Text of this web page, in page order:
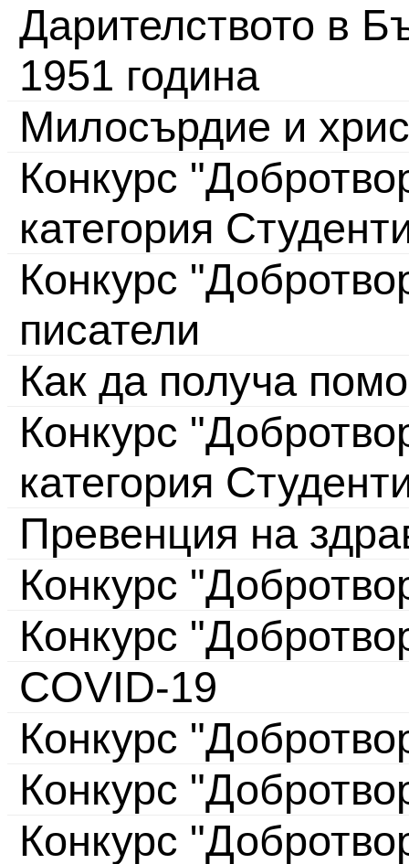
Дарителството в
1951 година
Милосърдие и
Конкурс
категория
Конкурс
писатели
Как да получа
Конкурс
категория
Превенция на
Конкурс
Конкурс
COVID-19
Конкурс
Конкурс
Конкурс